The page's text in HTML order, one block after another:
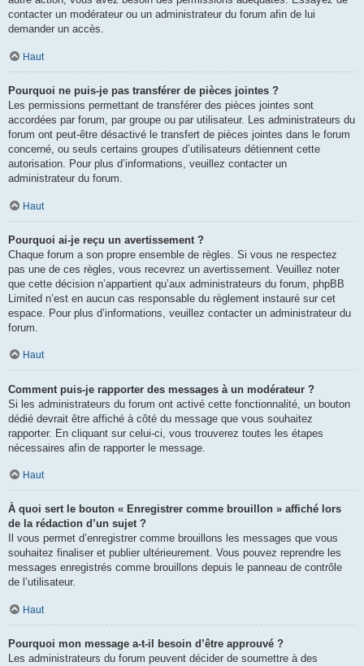
contacter un modérateur ou un administrateur du forum afin de lui
demander un accès.
Haut
Pourquoi ne puis-je pas transférer de pièces jointes ?
Les permissions permettant de transférer des pièces jointes sont
accordées par forum, par groupe ou par utilisateur. Les administrateurs du
forum ont peut-être désactivé le transfert de pièces jointes dans le forum
concerné, ou seuls certains groupes d’utilisateurs détiennent cette
autorisation. Pour plus d’informations, veuillez contacter un
administrateur du forum.
Haut
Pourquoi ai-je reçu un avertissement ?
Chaque forum a son propre ensemble de règles. Si vous ne respectez
pas une de ces règles, vous recevrez un avertissement. Veuillez noter
que cette décision n’appartient qu’aux administrateurs du forum, phpBB
Limited n’est en aucun cas responsable du règlement instauré sur cet
espace. Pour plus d’informations, veuillez contacter un administrateur du
forum.
Haut
Comment puis-je rapporter des messages à un modérateur ?
Si les administrateurs du forum ont activé cette fonctionnalité, un bouton
dédié devrait être affiché à côté du message que vous souhaitez
rapporter. En cliquant sur celui-ci, vous trouverez toutes les étapes
nécessaires afin de rapporter le message.
Haut
À quoi sert le bouton « Enregistrer comme brouillon » affiché lors
de la rédaction d’un sujet ?
Il vous permet d’enregistrer comme brouillons les messages que vous
souhaitez finaliser et publier ultérieurement. Vous pouvez reprendre les
messages enregistrés comme brouillons depuis le panneau de contrôle
de l’utilisateur.
Haut
Pourquoi mon message a-t-il besoin d’être approuvé ?
Les administrateurs du forum peuvent décider de soumettre à des